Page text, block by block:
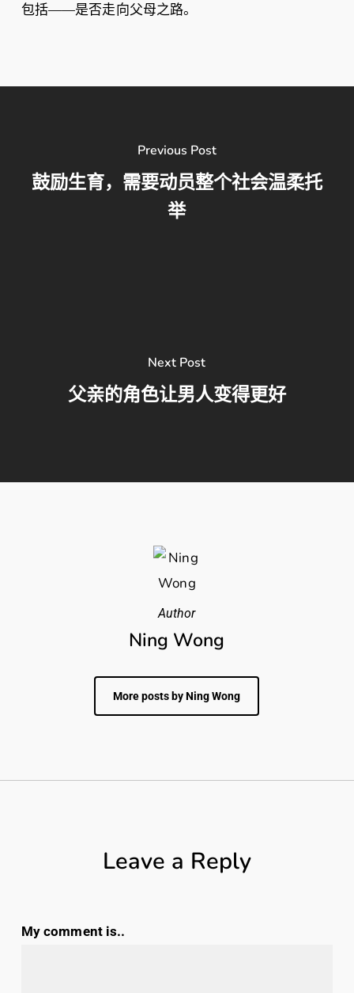
包括——是否走向父母之路。
Previous Post
鼓励生育，需要动员整个社会温柔托
举
Next Post
父亲的角色让男人变得更好
Author
Ning Wong
More posts by Ning Wong
Leave a Reply
My comment is..